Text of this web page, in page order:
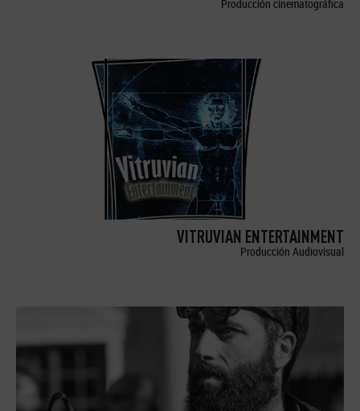
Producción cinematográfica
VITRUVIAN ENTERTAINMENT
Producción Audiovisual